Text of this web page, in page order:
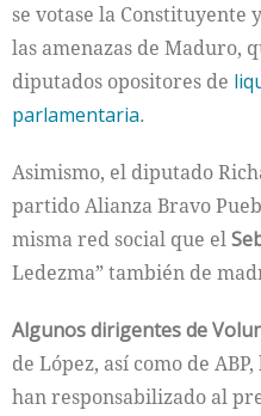
se votase la Constituyente
las amenazas de Maduro,
diputados opositores de
parlamentaria.
Asimismo, el diputado
partido Alianza Bravo
misma red social que el
Ledezma” también de
Algunos dirigentes de
de López, así como de
han responsabilizado al